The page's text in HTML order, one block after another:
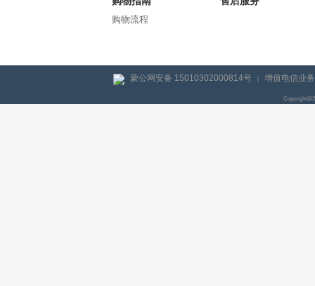
购物流程
蒙公网安备 15010302000814号 | 增值电信业